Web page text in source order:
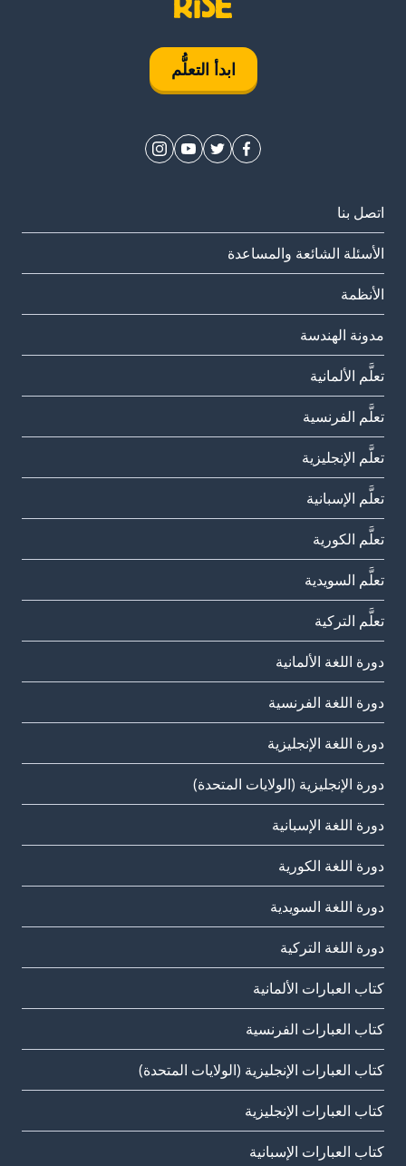
ابدأ التعلُّم
اتصل بنا
الأسئلة الشائعة والمساعدة
الأنظمة
مدونة الهندسة
تعلَّم الألمانية
تعلَّم الفرنسية
تعلَّم الإنجليزية
تعلَّم الإسبانية
تعلَّم الكورية
تعلَّم السويدية
تعلَّم التركية
دورة اللغة الألمانية
دورة اللغة الفرنسية
دورة اللغة الإنجليزية
دورة الإنجليزية (الولايات المتحدة)
دورة اللغة الإسبانية
دورة اللغة الكورية
دورة اللغة السويدية
دورة اللغة التركية
كتاب العبارات الألمانية
كتاب العبارات الفرنسية
كتاب العبارات الإنجليزية (الولايات المتحدة)
كتاب العبارات الإنجليزية
كتاب العبارات الإسبانية